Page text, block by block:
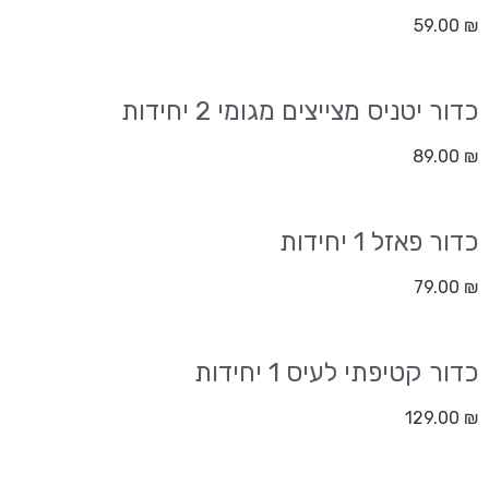
59.00 ₪
כדור יטניס מצייצים מגומי 2 יחידות
89.00 ₪
כדור פאזל 1 יחידות
79.00 ₪
כדור קטיפתי לעיס 1 יחידות
129.00 ₪